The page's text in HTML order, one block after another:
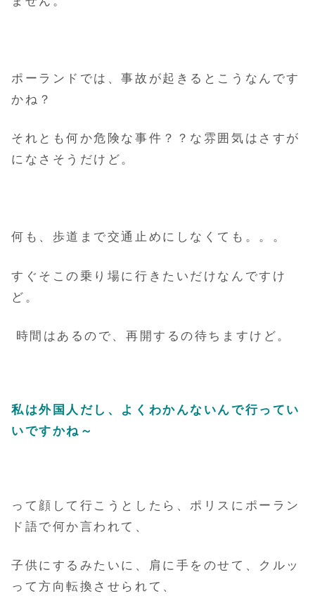
ポーランドでは、事故が起きるとこうなんです
かね？
それとも何か危険な事件？？な雰囲気はさすが
になさそうだけど。
何も、歩道まで交通止めにしなくても。。。
すぐそこの乗り場に行きたいだけなんですけ
ど。
時間はあるので、再開するの待ちますけど。
私は外国人だし、よくわかんないんで行ってい
いですかね～
って顔して行こうとしたら、ポリスにポーラン
ド語で何か言われて、
子供にするみたいに、肩に手をのせて、クルッ
って方向転換させられて、